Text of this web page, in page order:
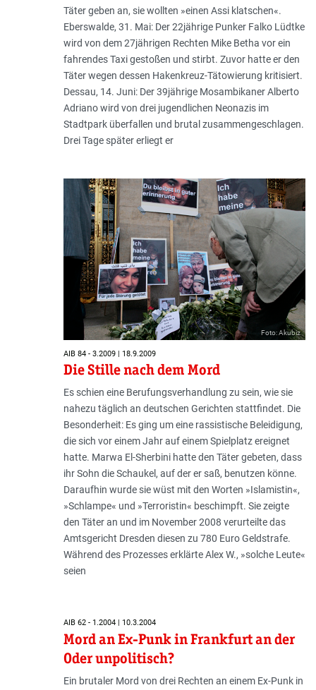
Täter geben an, sie wollten »einen Assi klatschen«.
Eberswalde, 31. Mai: Der 22jährige Punker Falko Lüdtke
wird von dem 27jährigen Rechten Mike Betha vor ein
fahrendes Taxi gestoßen und stirbt. Zuvor hatte er den
Täter wegen dessen Hakenkreuz-Tätowierung kritisiert.
Dessau, 14. Juni: Der 39jährige Mosambikaner Alberto
Adriano wird von drei jugendlichen Neonazis im
Stadtpark überfallen und brutal zusammengeschlagen.
Drei Tage später erliegt er
Foto: Akubiz
AIB 84 - 3.2009 | 18.9.2009
Die Stille nach dem Mord
Es schien eine Berufungsverhandlung zu sein, wie sie
nahezu täglich an deutschen Gerichten stattfindet. Die
Besonderheit: Es ging um eine rassistische Beleidigung,
die sich vor einem Jahr auf einem Spielplatz ereignet
hatte. Marwa El-Sherbini hatte den Täter gebeten, dass
ihr Sohn die Schaukel, auf der er saß, benutzen könne.
Daraufhin wurde sie wüst mit den Worten »Islamistin«,
»Schlampe« und »Terroristin« beschimpft. Sie zeigte
den Täter an und im November 2008 verurteilte das
Amtsgericht Dresden diesen zu 780 Euro Geldstrafe.
Während des Prozesses erklärte Alex W., »solche Leute«
seien
AIB 62 - 1.2004 | 10.3.2004
Mord an Ex-Punk in Frankfurt an der
Oder unpolitisch?
Ein brutaler Mord von drei Rechten an einem Ex-Punk in